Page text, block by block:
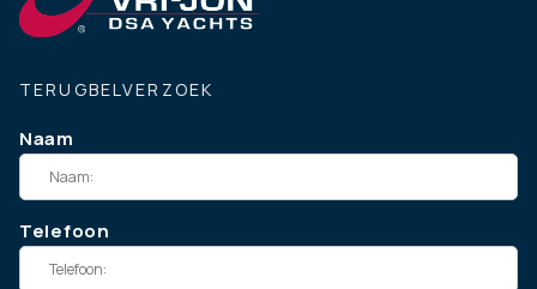
TERUGBELVERZOEK
Naam
Telefoon